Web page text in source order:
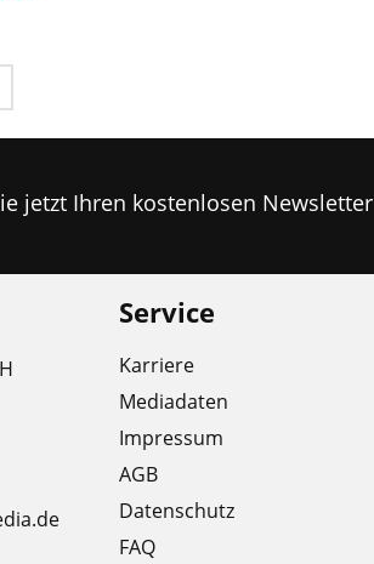
jetzt Ihren kostenlosen Newsletter
Service
Karriere
Mediadaten
Impressum
AGB
Datenschutz
FAQ